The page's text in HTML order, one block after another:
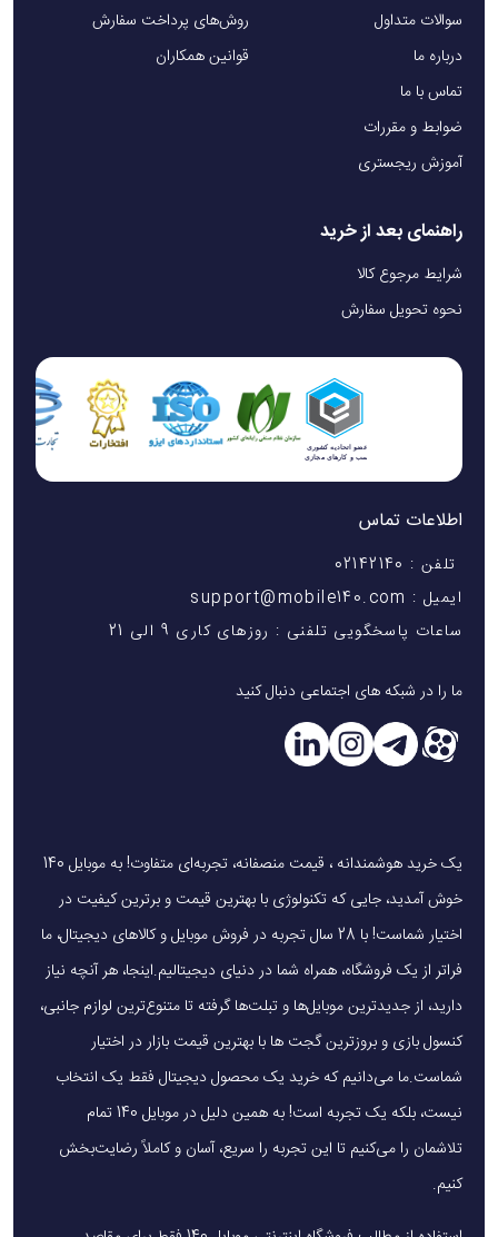
سوالات متداول
درباره ما
تماس با ما
ضوابط و مقررات
آموزش ریجستری
روش‌های پرداخت سفارش
قوانین همکاران
راهنمای بعد از خرید
شرایط مرجوع کالا
نحوه تحویل سفارش
اطلاعات تماس
تلفن : 02142140
ایمیل : support@mobile140.com
ساعات پاسخگویی تلفنی : روزهای کاری 9 الی 21
ما را در شبکه های اجتماعی دنبال کنید
یک خرید هوشمندانه ، قیمت منصفانه، تجربه‌ای متفاوت! به موبایل 140
خوش آمدید، جایی که تکنولوژی با بهترین قیمت و برترین کیفیت در
اختیار شماست! با 28 سال تجربه در فروش موبایل و کالاهای دیجیتال، ما
فراتر از یک فروشگاه، همراه شما در دنیای دیجیتالیم.اینجا، هر آنچه نیاز
دارید، از جدیدترین موبایل‌ها و تبلت‌ها گرفته تا متنوع‌ترین لوازم جانبی،
کنسول بازی و بروزترین گجت ها با بهترین قیمت بازار در اختیار
شماست.ما می‌دانیم که خرید یک محصول دیجیتال فقط یک انتخاب
نیست، بلکه یک تجربه است! به همین دلیل در موبایل 140 تمام
تلاشمان را می‌کنیم تا این تجربه را سریع، آسان و کاملاً رضایت‌بخش
کنیم.